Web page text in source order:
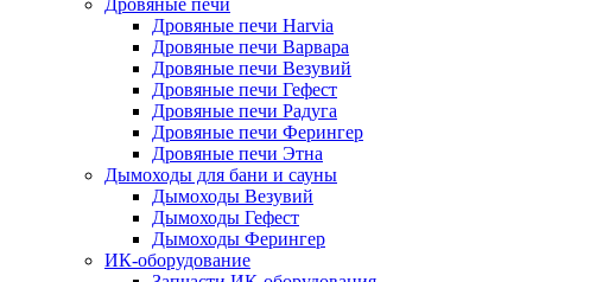
Дровяные печи
Дровяные печи Harvia
Дровяные печи Варвара
Дровяные печи Везувий
Дровяные печи Гефест
Дровяные печи Радуга
Дровяные печи Ферингер
Дровяные печи Этна
Дымоходы для бани и сауны
Дымоходы Везувий
Дымоходы Гефест
Дымоходы Ферингер
ИК-оборудование